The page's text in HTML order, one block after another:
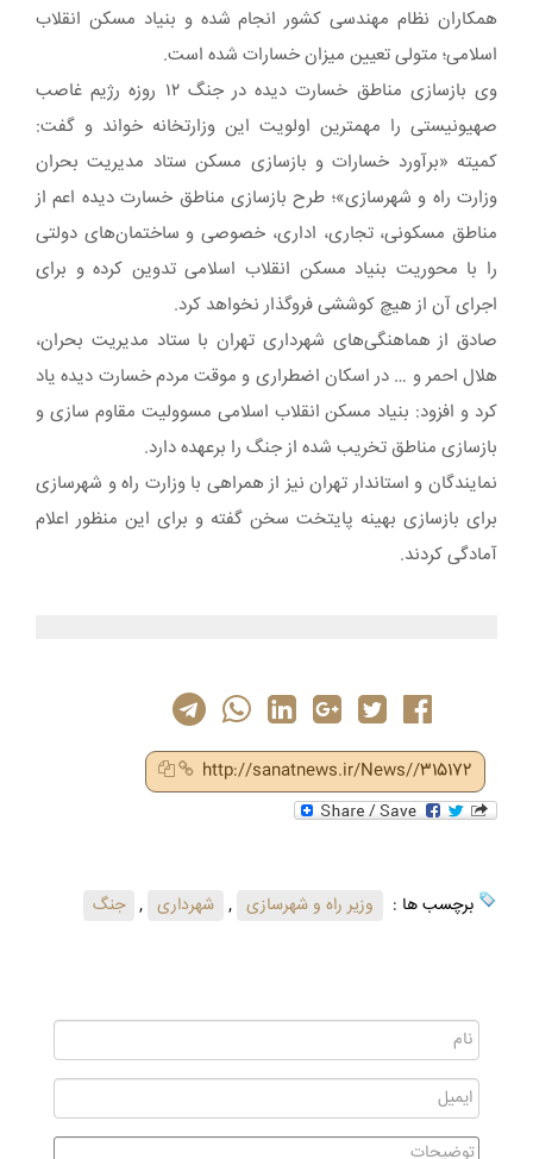
همکاران نظام مهندسی کشور انجام شده و بنیاد مسکن انقلاب
اسلامی؛ متولی تعیین میزان خسارات شده است.
وی بازسازی مناطق خسارت دیده در جنگ ۱۲ روزه رژیم غاصب
صهیونیستی را مهمترین اولویت این وزارتخانه خواند و گفت:
کمیته «برآورد خسارات و بازسازی مسکن ستاد مدیریت بحران
وزارت راه و شهرسازی»؛ طرح بازسازی مناطق خسارت دیده اعم از
مناطق مسکونی، تجاری، اداری، خصوصی و ساختمان‌های دولتی
را با محوریت بنیاد مسکن انقلاب اسلامی تدوین کرده و برای
اجرای آن از هیچ کوششی فروگذار نخواهد کرد.
صادق از هماهنگی‌های شهرداری تهران با ستاد مدیریت بحران،
هلال احمر و … در اسکان اضطراری و موقت مردم خسارت دیده یاد
کرد و افزود: بنیاد مسکن انقلاب اسلامی مسوولیت مقاوم سازی و
بازسازی مناطق تخریب شده از جنگ را برعهده دارد.
نمایندگان و استاندار تهران نیز از همراهی با وزارت راه و شهرسازی
برای بازسازی بهینه پایتخت سخن گفته و برای این منظور اعلام
آمادگی کردند.
http://sanatnews.ir/News//315172
برچسب ها : وزیر راه و شهرسازی , شهرداری , جنگ